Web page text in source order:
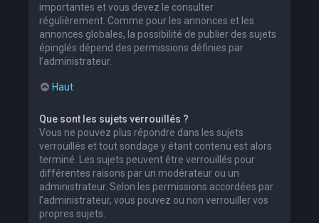
importantes et vous devez le consulter
régulièrement. Comme pour les annonces et les
annonces globales, la possibilité de publier des sujets
épinglés dépend des permissions définies par
l’administrateur.
Haut
Que sont les sujets verrouillés ?
Vous ne pouvez plus répondre dans les sujets
verrouillés et tout sondage y étant contenu est alors
terminé. Les sujets peuvent être verrouillés pour
différentes raisons par un modérateur ou un
administrateur. Selon les permissions accordées par
l’administrateur, vous pouvez ou non verrouiller vos
propres sujets.